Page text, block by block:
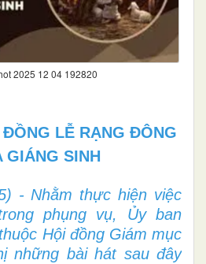
2025 12 04 192820
LỄ RẠNG ĐÔNG
GIÁNG SINH
- Nhằm thực hiện việc
phụng vụ, Ủy ban
Hội đồng Giám mục
những bài hát sau đây